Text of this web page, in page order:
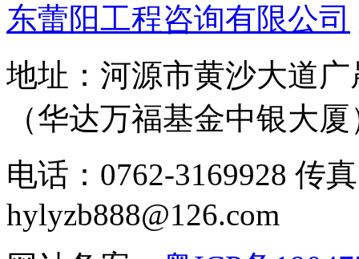
东蕾阳工程咨询有限公司
地址：河源市黄沙大道
（华达万福基金中银大厦
电话：0762-3169928 传
hylyzb888@126.com